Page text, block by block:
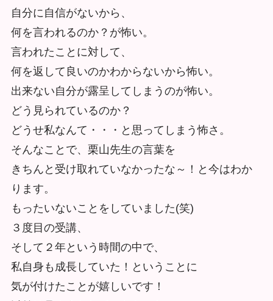
自分に自信がないから、
何を言われるのか？が怖い。
言われたことに対して、
何を返して良いのかわからないから怖い。
出来ない自分が露呈してしまうのが怖い。
どう見られているのか？
どうせ私なんて・・・と思ってしまう怖さ。
そんなことで、栗山先生の言葉を
きちんと受け取れていなかったな～！と今はわか
ります。
もったいないことをしていました(笑)
３度目の受講、
そして２年という時間の中で、
私自身も成長していた！ということに
気が付けたことが嬉しいです！